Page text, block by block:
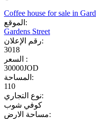
Coffee house for sale in
الموقع:
Gardens Street
رقم الإعلان:
3018
السعر :
30000JOD
المساحة:
110
نوع التجاري:
كوفي شوب
مساحة الارض: